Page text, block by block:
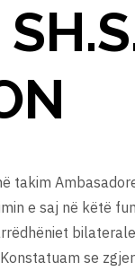
takim
e saj në këtë
se